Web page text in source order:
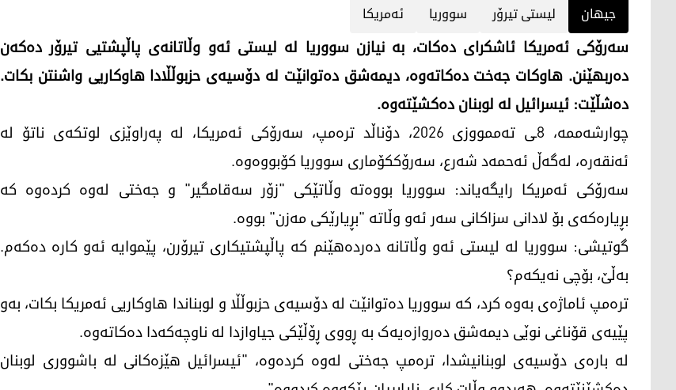
جیهان لیستی تیرۆر سووریا ئەمریکا
سەرۆکی ئەمریکا ئاشکرای دەکات، بە نیازن سووریا لە لیستی ئەو وڵاتانەی پاڵپشتیی تیرۆر دەکەن
دەربهێنن. هاوکات جەخت دەکاتەوە، دیمەشق دەتوانێت لە دۆسیەی حزبوڵڵادا هاوکاریی واشنتن بکات.
دەشڵێت: ئیسرائیل لە لوبنان دەکشێتەوە.
چوارشەممە، 8ـی تەممووزی 2026، دۆناڵد ترەمپ، سەرۆکی ئەمریکا، لە پەراوێزی لوتکەی ناتۆ لە
ئەنقەرە، لەگەڵ ئەحمەد شەرع، سەرۆککۆماری سووریا کۆبووەوە.
سەرۆکی ئەمریکا رایگەیاند: سووریا بووەتە وڵاتێکی "زۆر سەقامگیر" و جەختی لەوە کردەوە کە
بڕیارەکەی بۆ لادانی سزاکانی سەر ئەو وڵاتە "بڕیارێکی مەزن" بووە.
گوتیشی: سووریا لە لیستی ئەو وڵاتانە دەردەهێنم کە پاڵپشتیکاری تیرۆرن، پێموایە ئەو کارە دەکەم.
بەڵێ، بۆچی نەیکەم؟
ترەمپ ئاماژەی بەوە کرد، کە سووریا دەتوانێت لە دۆسیەی حزبوڵڵا و لوبناندا هاوکاریی ئەمریکا بکات، بەو
پێیەی قۆناغی نوێی دیمەشق دەروازەیەک بە ڕووی ڕۆڵێکی جیاوازدا لە ناوچەکەدا دەکاتەوە.
لە بارەی دۆسیەی لوبنانیشدا، ترەمپ جەختی لەوە کردەوە، "ئیسرائیل هێزەکانی لە باشووری لوبنان